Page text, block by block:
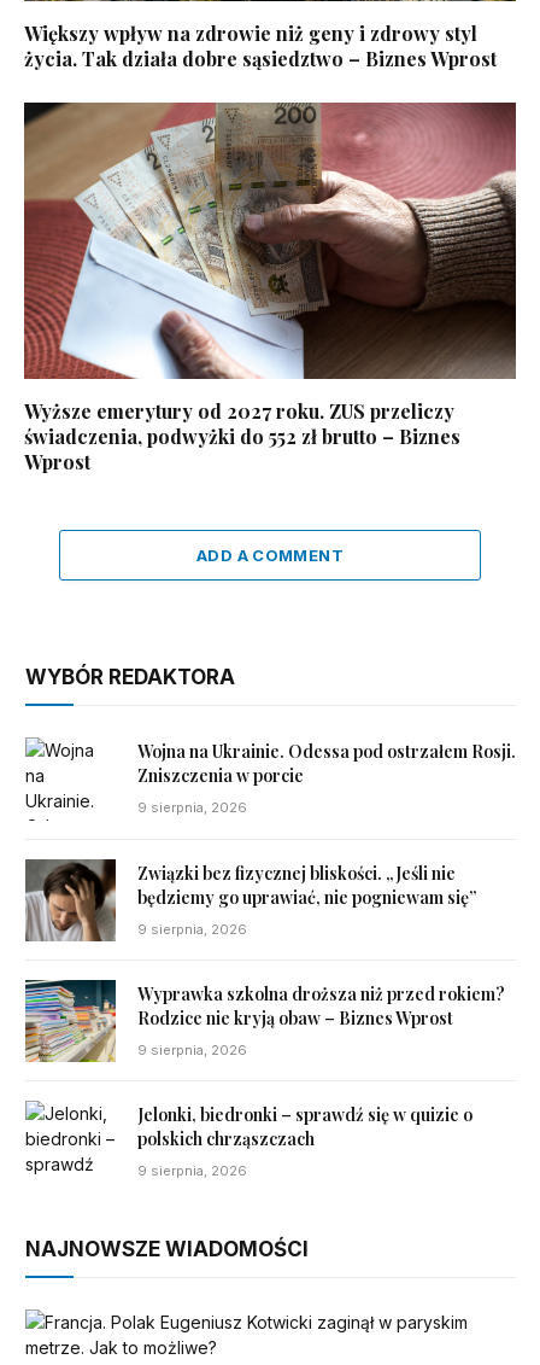
Większy wpływ na zdrowie niż geny i zdrowy styl
życia. Tak działa dobre sąsiedztwo – Biznes Wprost
Wyższe emerytury od 2027 roku. ZUS przeliczy
świadczenia, podwyżki do 552 zł brutto – Biznes
Wprost
ADD A COMMENT
WYBÓR REDAKTORA
Wojna na Ukrainie. Odessa pod ostrzałem Rosji.
Zniszczenia w porcie
9 sierpnia, 2026
Związki bez fizycznej bliskości. „Jeśli nie
będziemy go uprawiać, nie pogniewam się”
9 sierpnia, 2026
Wyprawka szkolna droższa niż przed rokiem?
Rodzice nie kryją obaw – Biznes Wprost
9 sierpnia, 2026
Jelonki, biedronki – sprawdź się w quizie o
polskich chrząszczach
9 sierpnia, 2026
NAJNOWSZE WIADOMOŚCI